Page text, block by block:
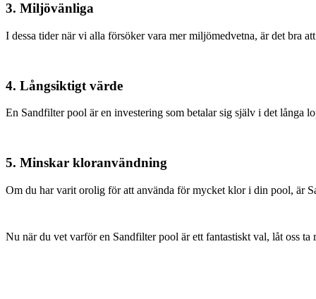
3. Miljövänliga
I dessa tider när vi alla försöker vara mer miljömedvetna, är det bra
4. Långsiktigt värde
En Sandfilter pool är en investering som betalar sig själv i det långa
5. Minskar kloranvändning
Om du har varit orolig för att använda för mycket klor i din pool, är
Nu när du vet varför en Sandfilter pool är ett fantastiskt val, låt oss